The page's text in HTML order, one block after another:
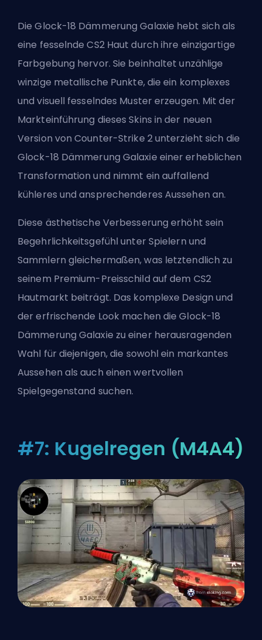
Die Glock-18 Dämmerung Galaxie hebt sich als
eine fesselnde CS2 Haut durch ihre einzigartige
Farbgebung hervor. Sie beinhaltet unzählige
winzige metallische Punkte, die ein komplexes
und visuell fesselndes Muster erzeugen. Mit der
Markteinführung dieses Skins in der neuen
Version von Counter-Strike 2 unterzieht sich die
Glock-18 Dämmerung Galaxie einer erheblichen
Transformation und nimmt ein auffallend
kühleres und ansprechenderes Aussehen an.
Diese ästhetische Verbesserung erhöht sein
Begehrlichkeitsgefühl unter Spielern und
Sammlern gleichermaßen, was letztendlich zu
seinem Premium-Preisschild auf dem CS2
Hautmarkt beiträgt. Das komplexe Design und
der erfrischende Look machen die Glock-18
Dämmerung Galaxie zu einer herausragenden
Wahl für diejenigen, die sowohl ein markantes
Aussehen als auch einen wertvollen
Spielgegenstand suchen.
#7: Kugelregen (M4A4)